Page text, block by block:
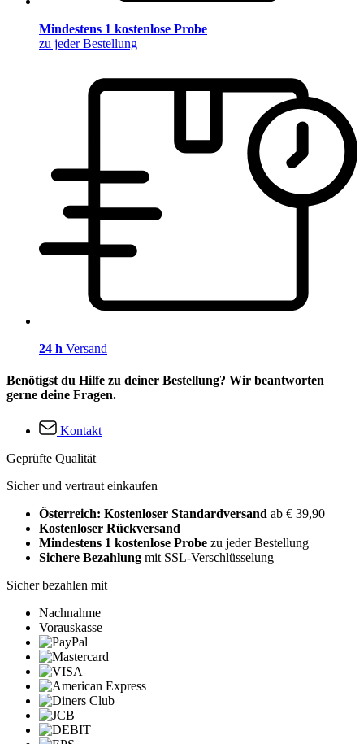
Mindestens 1 kostenlose Probe
zu jeder Bestellung
24 h Versand
Benötigst du Hilfe zu deiner Bestellung? Wir beantworten
gerne deine Fragen.
Kontakt
Geprüfte Qualität
Sicher und vertraut einkaufen
Österreich: Kostenloser Standardversand ab € 39,90
Kostenloser Rückversand
Mindestens 1 kostenlose Probe zu jeder Bestellung
Sichere Bezahlung mit SSL-Verschlüsselung
Sicher bezahlen mit
Nachnahme
Vorauskasse